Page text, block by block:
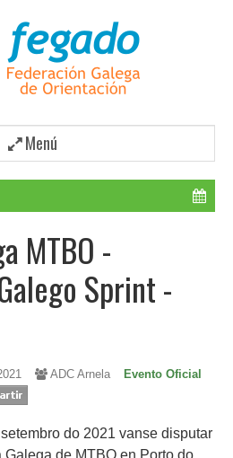
Menú
MTBO -
Sprint -
ADC Arnela Evento Oficial
do 2021 vanse disputar
Galega de MTBO en Porto do